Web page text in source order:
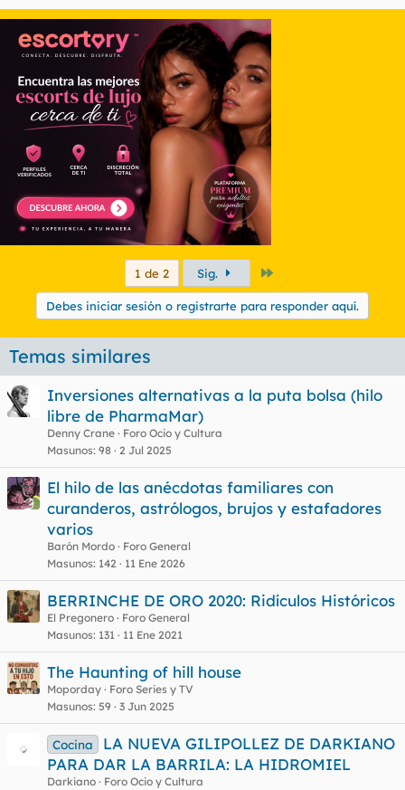
1 de 2 Sig.
Debes iniciar sesión o registrarte para responder aquí.
Temas similares
Inversiones alternativas a la puta bolsa (hilo
libre de PharmaMar)
Denny Crane
Foro Ocio y Cultura
Masunos 98 2 Jul 2025
El hilo de las anécdotas familiares con
curanderos, astrólogos, brujos y estafadores
varios
Barón Mordo
Foro General
Masunos 142 11 Ene 2026
BERRINCHE DE ORO 2020: Ridículos Históricos
El Pregonero
Foro General
Masunos 131 11 Ene 2021
The Haunting of hill house
Moporday
Foro Series y TV
Masunos 59 3 Jun 2025
Cocina
LA NUEVA GILIPOLLEZ DE DARKIANO
PARA DAR LA BARRILA: LA HIDROMIEL
Darkiano
Foro Ocio y Cultura